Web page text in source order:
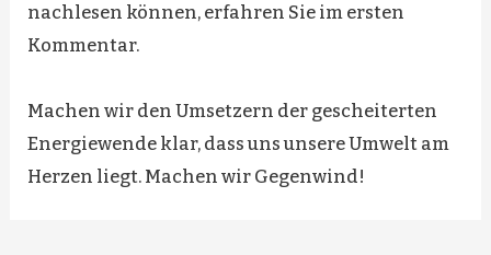
nachlesen können, erfahren Sie im ersten
Kommentar.
Machen wir den Umsetzern der gescheiterten
Energiewende klar, dass uns unsere Umwelt am
Herzen liegt. Machen wir Gegenwind!